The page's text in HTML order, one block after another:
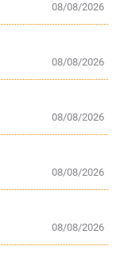
08/08/2026
08/08/2026
08/08/2026
08/08/2026
08/08/2026